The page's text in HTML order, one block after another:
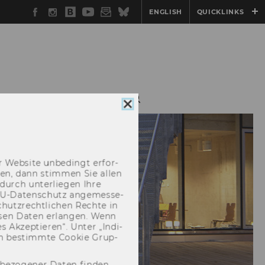
Facebook
Instagram
WU
Blog
YouTube
Newsletter
BlueskyENGLISH QUICKLINKS
Cookie
Consent
schließen
Web­site un­be­dingt er­for­
dann stim­men Sie allen
un­ter­lie­gen Ihre
​Datenschutz an­ge­mes­se­
Rech­te in
Daten er­lan­gen. Wenn
Ak­zep­tie­ren“. Unter „In­di­
be­stimm­te Coo­kie Grup­